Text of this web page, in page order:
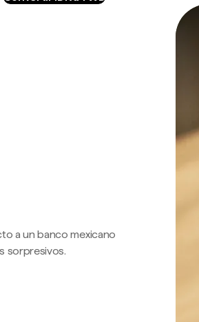
a un banco mexicano
sorpresivos.